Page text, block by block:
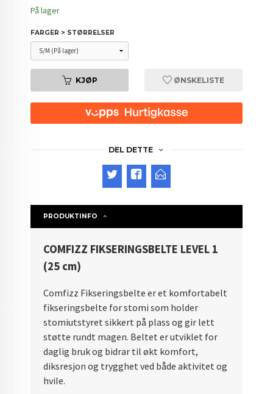
På lager
FARGER > STØRRELSER
KJØP ØNSKELISTE
DEL DETTE
PRODUKTINFO
COMFIZZ FIKSERINGSBELTE LEVEL 1
(25 cm)
Comfizz Fikseringsbelte er et komfortabelt
fikseringsbelte for stomi som holder
stomiutstyret sikkert på plass og gir lett
støtte rundt magen. Beltet er utviklet for
daglig bruk og bidrar til økt komfort,
diksresjon og trygghet ved både aktivitet og
hvile.